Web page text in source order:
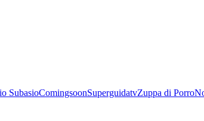
SubasioComingsoonSuperguidatvZuppa di Porro